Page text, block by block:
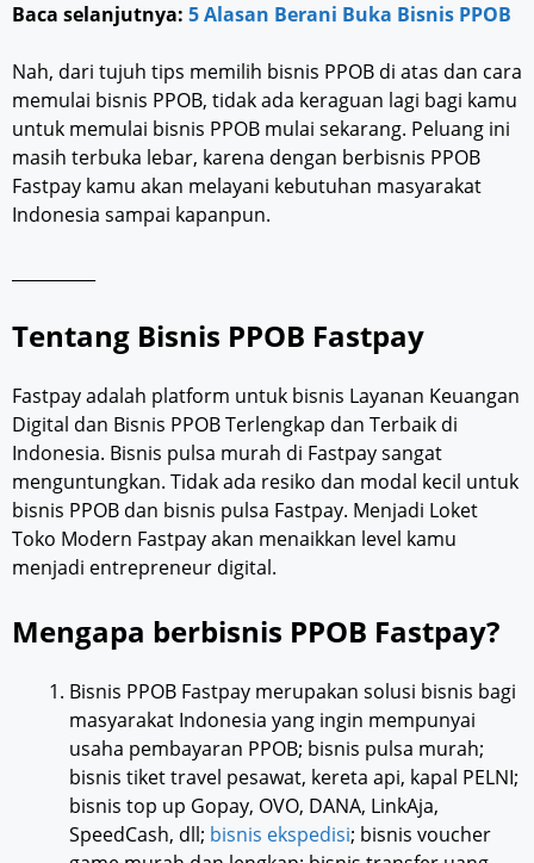
Baca selanjutnya: 5 Alasan Berani Buka Bisnis PPOB
Nah, dari tujuh tips memilih bisnis PPOB di atas dan cara
memulai bisnis PPOB, tidak ada keraguan lagi bagi kamu
untuk memulai bisnis PPOB mulai sekarang. Peluang ini
masih terbuka lebar, karena dengan berbisnis PPOB
Fastpay kamu akan melayani kebutuhan masyarakat
Indonesia sampai kapanpun.
Tentang Bisnis PPOB Fastpay
Fastpay adalah platform untuk bisnis Layanan Keuangan
Digital dan Bisnis PPOB Terlengkap dan Terbaik di
Indonesia. Bisnis pulsa murah di Fastpay sangat
menguntungkan. Tidak ada resiko dan modal kecil untuk
bisnis PPOB dan bisnis pulsa Fastpay. Menjadi Loket
Toko Modern Fastpay akan menaikkan level kamu
menjadi entrepreneur digital.
Mengapa berbisnis PPOB Fastpay?
Bisnis PPOB Fastpay merupakan solusi bisnis bagi
masyarakat Indonesia yang ingin mempunyai
usaha pembayaran PPOB; bisnis pulsa murah;
bisnis tiket travel pesawat, kereta api, kapal PELNI;
bisnis top up Gopay, OVO, DANA, LinkAja,
SpeedCash, dll; bisnis ekspedisi; bisnis voucher